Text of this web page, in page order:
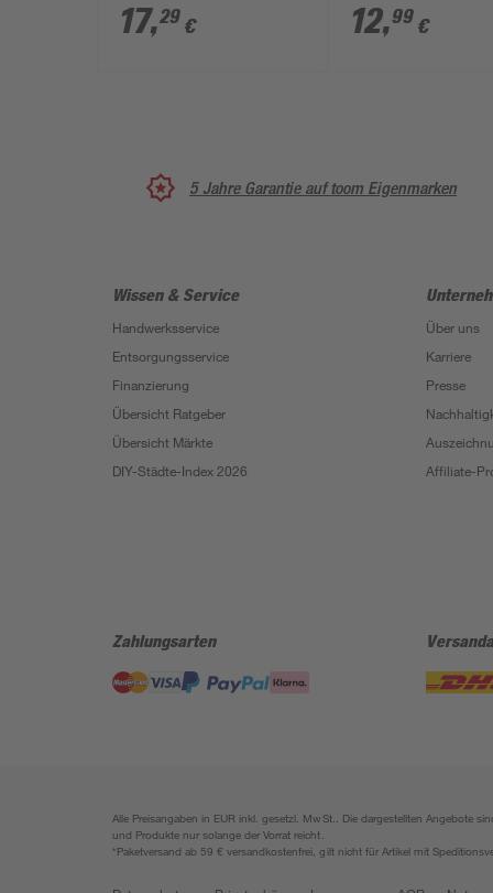
Tasten
17,29 € 12,99 €
5 Jahre Garantie auf toom Eigenmarken
Wissen & Service
Handwerksservice
Entsorgungsservice
Finanzierung
Übersicht Ratgeber
Übersicht Märkte
DIY-Städte-Index 2026
Über uns
Karriere
Presse
Affiliate-
Zahlungsarten
Alle Preisangaben in EUR inkl. gesetzl. MwSt.. Die dargestellten Angebote
und Produkte nur solange der Vorrat reicht.
*Paketversand ab 59 € versandkostenfrei, gilt nicht für Artikel mit